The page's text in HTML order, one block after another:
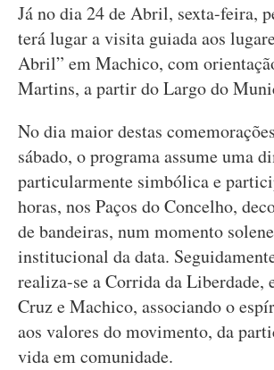
Já no dia 24 de Abril, sexta-feira,
terá lugar a visita guiada aos
Abril” em Machico, com
Martins, a partir do Largo do
No dia maior destas
sábado, o programa assume uma
particularmente simbólica e
horas, nos Paços do Concelho,
de bandeiras, num momento
institucional da data.
realiza-se a Corrida da Liberdade,
Cruz e Machico, associando o
aos valores do movimento, da
vida em comunidade.